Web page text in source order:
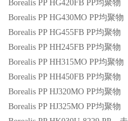
Borealis PP HG420FB PP均聚物
Borealis PP HG430MO PP均聚物
Borealis PP HG455FB PP均聚物
Borealis PP HH245FB PP均聚物
Borealis PP HH315MO PP均聚物
Borealis PP HH450FB PP均聚物
Borealis PP HJ320MO PP均聚物
Borealis PP HJ325MO PP均聚物